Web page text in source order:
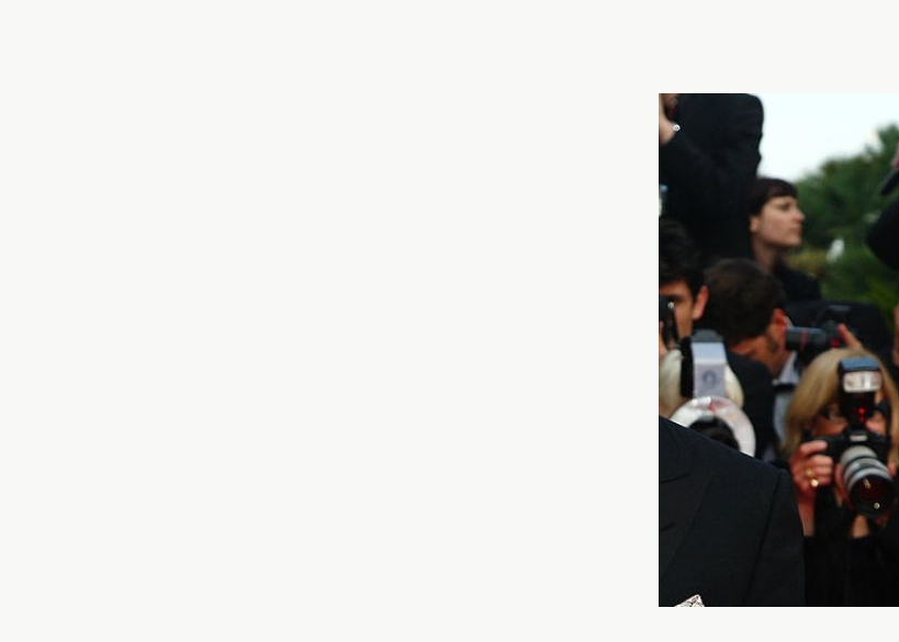
Це може бути перша зустріч за декілька років судових баталій
Після довгих років судів і суперечок колишні кохані Бред Пітт і Анджеліна
, можуть опинитися знову в
одному місті – ймовірно, у Лондоні. Між Бредом Піттом та Анджеліною Джолі
знову загострюються стосунки — цього разу не через опіку над дітьми, а
Radar Online, актор планує розширити свою продюсерську компанію
у Великій Британії та відкрити новий офіс у Лондоні. За даними інсайдерів,
Пітт дедалі частіше проводить час у Європі й хоче оселитися ближче до